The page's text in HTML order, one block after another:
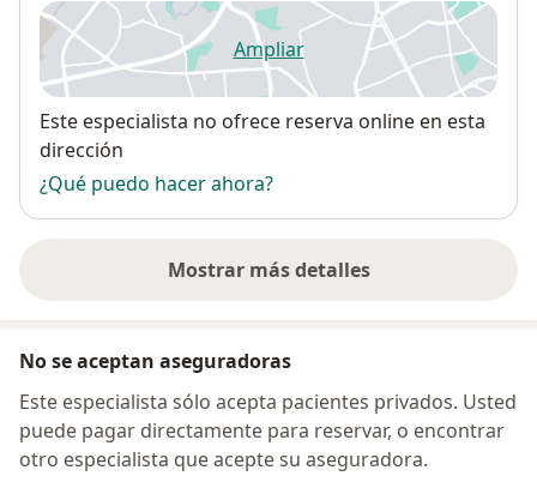
Ampliarse abre en una nueva
Disponibilidad
Este especialista no ofrece reserva online en esta
dirección
¿Qué puedo hacer ahora?
Mostrar más detalles
sobre la dirección
No se aceptan aseguradoras
Este especialista sólo acepta pacientes privados. Usted
puede pagar directamente para reservar, o encontrar
otro especialista que acepte su aseguradora.